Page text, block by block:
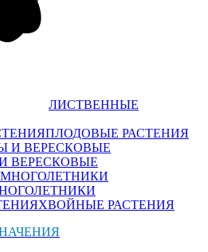
ЛИСТВЕННЫЕ
ПЛОДОВЫЕ РАСТЕНИЯ
ВЕРЕСКОВЫЕ
ХВОЙНЫЕ РАСТЕНИЯ